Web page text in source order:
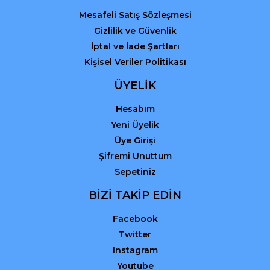
Mesafeli Satış Sözleşmesi
Gizlilik ve Güvenlik
İptal ve İade Şartları
Kişisel Veriler Politikası
ÜYELİK
Hesabım
Yeni Üyelik
Üye Girişi
Şifremi Unuttum
Sepetiniz
BİZİ TAKİP EDİN
Facebook
Twitter
Instagram
Youtube